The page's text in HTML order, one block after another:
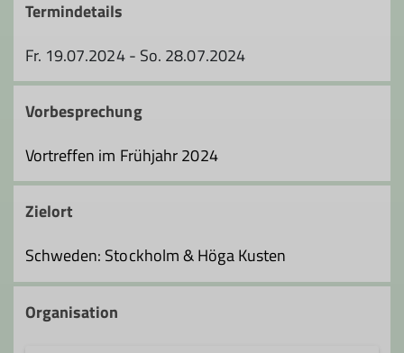
Termindetails
Fr. 19.07.2024 - So. 28.07.2024
Vorbesprechung
Vortreffen im Frühjahr 2024
Zielort
Schweden: Stockholm & Höga Kusten
Organisation